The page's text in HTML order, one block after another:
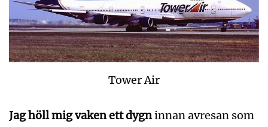
Tower Air
Jag höll mig vaken ett dygninnan avresan som